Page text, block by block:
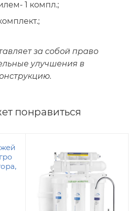
1 компл.;
за собой право
улучшения в
понравиться